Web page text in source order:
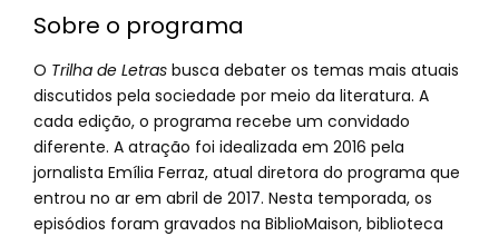
Sobre o programa
O Trilha de Letras busca debater os temas mais atuais
discutidos pela sociedade por meio da literatura. A
cada edição, o programa recebe um convidado
diferente. A atração foi idealizada em 2016 pela
jornalista Emília Ferraz, atual diretora do programa que
entrou no ar em abril de 2017. Nesta temporada, os
episódios foram gravados na BiblioMaison, biblioteca